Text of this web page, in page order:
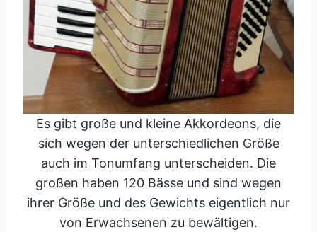
Es gibt große und kleine Akkordeons, die
sich wegen der unterschiedlichen Größe
auch im Tonumfang unterscheiden. Die
großen haben 120 Bässe und sind wegen
ihrer Größe und des Gewichts eigentlich nur
von Erwachsenen zu bewältigen.